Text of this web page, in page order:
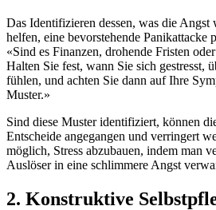
Das Identifizieren dessen, was die
helfen, eine bevorstehende Panikattacke
«Sind es Finanzen, drohende Fristen
Halten Sie fest, wann Sie sich gestresst,
fühlen, und achten Sie dann auf Ihre
Muster.»
Sind diese Muster identifiziert, können
Entscheide angegangen und verringert
möglich, Stress abzubauen, indem man
Auslöser in eine schlimmere Angst
2. Konstruktive